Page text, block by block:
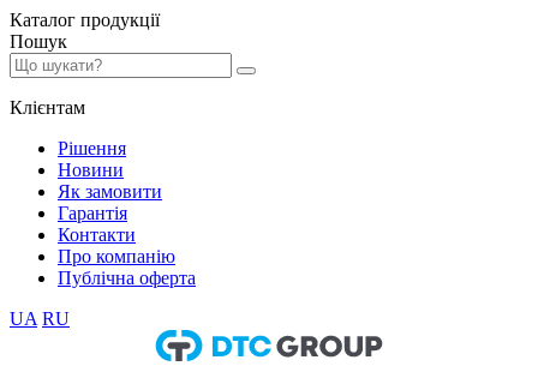
Каталог продукції
Пошук
Клієнтам
Рішення
Новини
Як замовити
Гарантія
Контакти
Про компанію
Публічна оферта
UA RU